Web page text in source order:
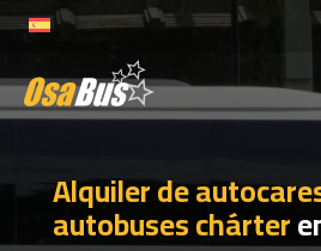
to
ALQUILER DE AUTOCARES
Alquiler de
autobuses chárter